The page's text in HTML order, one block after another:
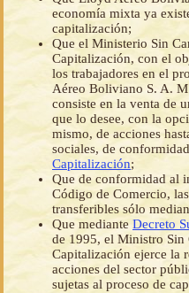
economía mixta ya
capitalización;
Que el Ministerio Sin
Capitalización, con el
los trabajadores en el
Aéreo Boliviano S. A.
consiste en la venta de
que lo desee, con la
mismo, de acciones
sociales, de
Capitalización;
Que de conformidad al
Código de Comercio,
transferibles sólo
Que medianteDecreto
de 1995, el Ministro Sin
Capitalización ejerce la
acciones del sector
sujetas al proceso de